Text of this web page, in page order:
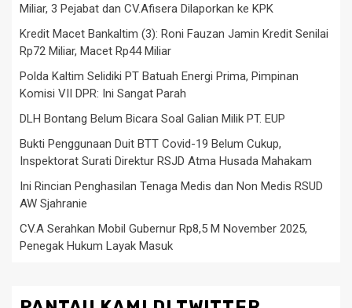
Miliar, 3 Pejabat dan CV.Afisera Dilaporkan ke KPK
Kredit Macet Bankaltim (3): Roni Fauzan Jamin Kredit Senilai
Rp72 Miliar, Macet Rp44 Miliar
Polda Kaltim Selidiki PT Batuah Energi Prima, Pimpinan
Komisi VII DPR: Ini Sangat Parah
DLH Bontang Belum Bicara Soal Galian Milik PT. EUP
Bukti Penggunaan Duit BTT Covid-19 Belum Cukup,
Inspektorat Surati Direktur RSJD Atma Husada Mahakam
Ini Rincian Penghasilan Tenaga Medis dan Non Medis RSUD
AW Sjahranie
CV.A Serahkan Mobil Gubernur Rp8,5 M November 2025,
Penegak Hukum Layak Masuk